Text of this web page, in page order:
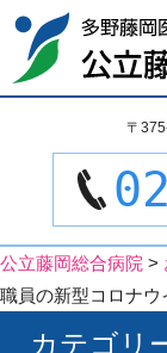
検
索:
〒
公立藤岡総合病院 >
職員の新型コロナウ
カテゴリ